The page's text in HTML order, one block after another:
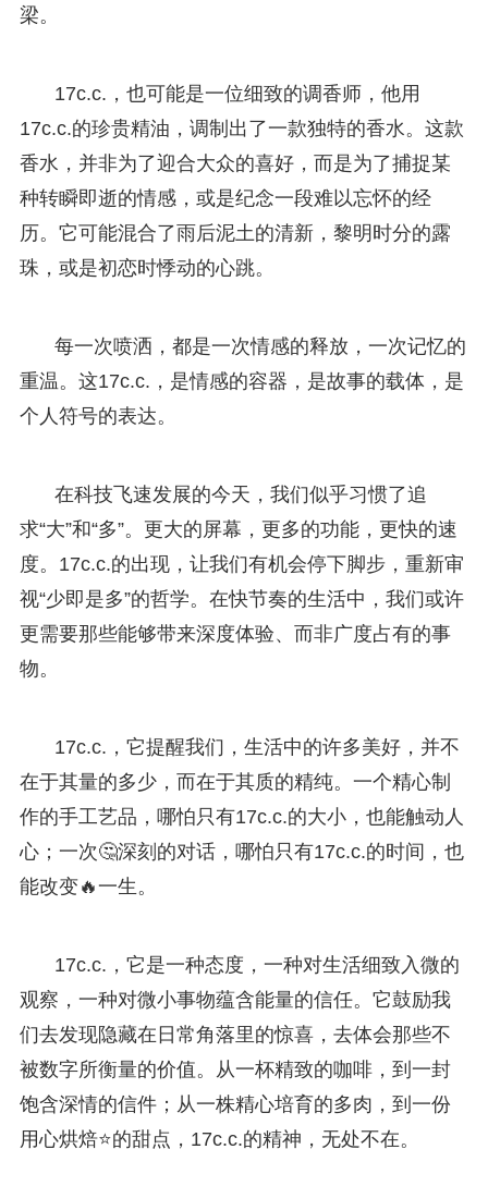
梁。
17c.c.，也可能是一位细致的调香师，他用
17c.c.的珍贵精油，调制出了一款独特的香水。这款
香水，并非为了迎合大众的喜好，而是为了捕捉某
种转瞬即逝的情感，或是纪念一段难以忘怀的经
历。它可能混合了雨后泥土的清新，黎明时分的露
珠，或是初恋时悸动的心跳。
每一次喷洒，都是一次情感的释放，一次记忆的
重温。这17c.c.，是情感的容器，是故事的载体，是
个人符号的表达。
在科技飞速发展的今天，我们似乎习惯了追
求“大”和“多”。更大的屏幕，更多的功能，更快的速
度。17c.c.的出现，让我们有机会停下脚步，重新审
视“少即是多”的哲学。在快节奏的生活中，我们或许
更需要那些能够带来深度体验、而非广度占有的事
物。
17c.c.，它提醒我们，生活中的许多美好，并不
在于其量的多少，而在于其质的精纯。一个精心制
作的手工艺品，哪怕只有17c.c.的大小，也能触动人
心；一次🤔深刻的对话，哪怕只有17c.c.的时间，也
能改变🔥一生。
17c.c.，它是一种态度，一种对生活细致入微的
观察，一种对微小事物蕴含能量的信任。它鼓励我
们去发现隐藏在日常角落里的惊喜，去体会那些不
被数字所衡量的价值。从一杯精致的咖啡，到一封
饱含深情的信件；从一株精心培育的多肉，到一份
用心烘焙⭐的甜点，17c.c.的精神，无处不在。